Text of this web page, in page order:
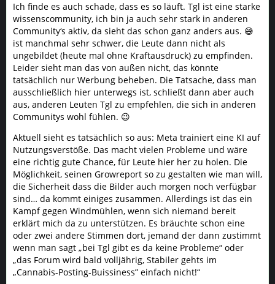
Ich finde es auch schade, dass es so läuft. Tgl ist eine starke
wissenscommunity, ich bin ja auch sehr stark in anderen
Community‘s aktiv, da sieht das schon ganz anders aus. 😅
ist manchmal sehr schwer, die Leute dann nicht als
ungebildet (heute mal ohne Kraftausdruck) zu empfinden.
Leider sieht man das von außen nicht, das könnte
tatsächlich nur Werbung beheben. Die Tatsache, dass man
ausschließlich hier unterwegs ist, schließt dann aber auch
aus, anderen Leuten Tgl zu empfehlen, die sich in anderen
Communitys wohl fühlen. 😉
Aktuell sieht es tatsächlich so aus: Meta trainiert eine KI auf
Nutzungsverstöße. Das macht vielen Probleme und wäre
eine richtig gute Chance, für Leute hier her zu holen. Die
Möglichkeit, seinen Growreport so zu gestalten wie man will,
die Sicherheit dass die Bilder auch morgen noch verfügbar
sind… da kommt einiges zusammen. Allerdings ist das ein
Kampf gegen Windmühlen, wenn sich niemand bereit
erklärt mich da zu unterstützen. Es bräuchte schon eine
oder zwei andere Stimmen dort, jemand der dann zustimmt
wenn man sagt „bei Tgl gibt es da keine Probleme“ oder
„das Forum wird bald volljährig, Stabiler gehts im
„Cannabis-Posting-Buissiness” einfach nicht!“